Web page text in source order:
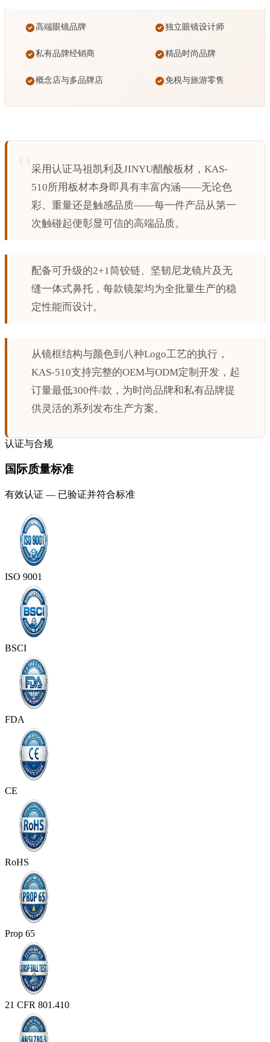
采用认证马祖凯利及JINYU醋酸板材，KAS-
510所用板材本身即具有丰富内涵——无论色
彩、重量还是触感品质——每一件产品从第一
次触碰起便彰显可信的高端品质。
配备可升级的2+1筒铰链、坚韧尼龙镜片及无
缝一体式鼻托，每款镜架均为全批量生产的稳
定性能而设计。
从镜框结构与颜色到八种Logo工艺的执行，
KAS-510支持完整的OEM与ODM定制开发，起
订量最低300件/款，为时尚品牌和私有品牌提
供灵活的系列发布生产方案。
高端眼镜品牌 独立眼镜设计师
私有品牌经销商 精品时尚品牌
概念店与多品牌店 免税与旅游零售
认证与合规
国际质量标准
有效认证 — 已验证并符合标准
ISO 9001
BSCI
FDA
CE
RoHS
Prop 65
21 CFR 801.410